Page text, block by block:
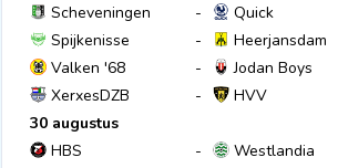
Scheveningen
-
Quick
Spijkenisse
-
Heerjansdam
Valken '68
-
Jodan Boys
XerxesDZB
-
HVV
30 augustus
HBS
- Westlandia